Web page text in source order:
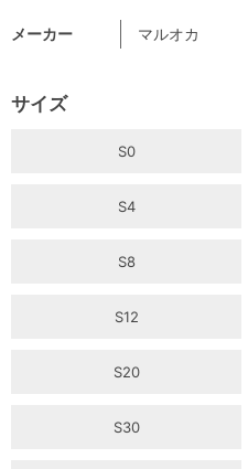
メーカー マルオカ
サイズ
S0
S4
S8
S12
S20
S30